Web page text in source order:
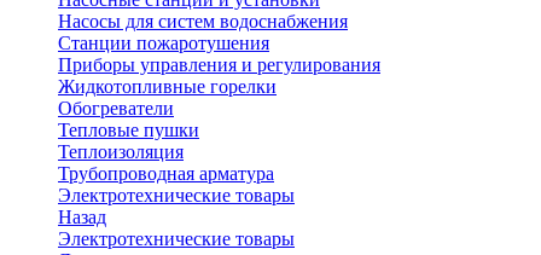
Насосы для систем водоснабжения
Станции пожаротушения
Приборы управления и регулирования
Жидкотопливные горелки
Обогреватели
Тепловые пушки
Теплоизоляция
Трубопроводная арматура
Электротехнические товары
Назад
Электротехнические товары